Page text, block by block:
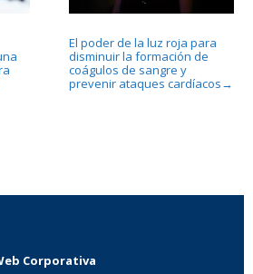
El poder de la luz roja para
disminuir la formación de
coágulos de sangre y
prevenir ataques cardíacos →
Corporativa